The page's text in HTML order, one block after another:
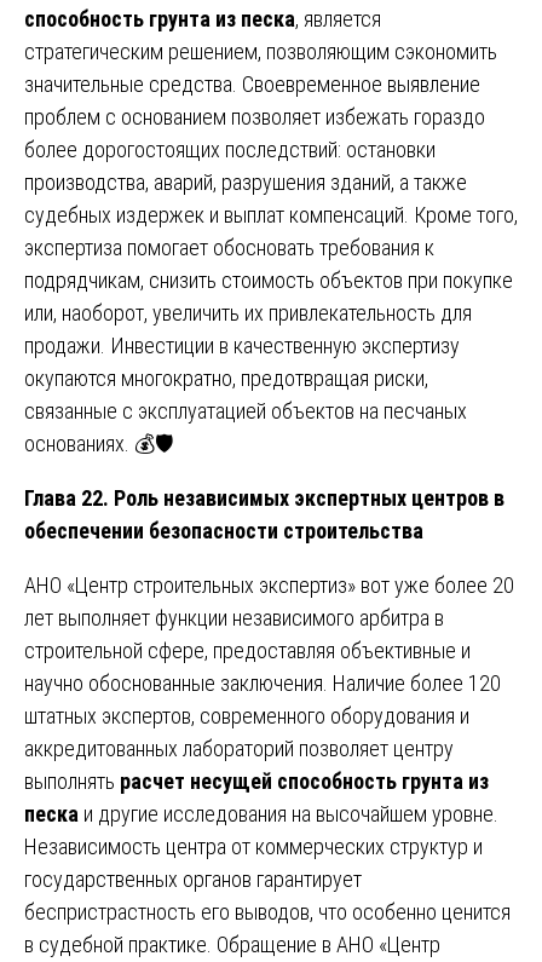
способность грунта из песка, является
стратегическим решением, позволяющим сэкономить
значительные средства. Своевременное выявление
проблем с основанием позволяет избежать гораздо
более дорогостоящих последствий: остановки
производства, аварий, разрушения зданий, а также
судебных издержек и выплат компенсаций. Кроме того,
экспертиза помогает обосновать требования к
подрядчикам, снизить стоимость объектов при покупке
или, наоборот, увеличить их привлекательность для
продажи. Инвестиции в качественную экспертизу
окупаются многократно, предотвращая риски,
связанные с эксплуатацией объектов на песчаных
основаниях. 💰🛡️
Глава 22. Роль независимых экспертных центров в
обеспечении безопасности строительства
АНО «Центр строительных экспертиз» вот уже более 20
лет выполняет функции независимого арбитра в
строительной сфере, предоставляя объективные и
научно обоснованные заключения. Наличие более 120
штатных экспертов, современного оборудования и
аккредитованных лабораторий позволяет центру
выполнять расчет несущей способность грунта из
песка и другие исследования на высочайшем уровне.
Независимость центра от коммерческих структур и
государственных органов гарантирует
беспристрастность его выводов, что особенно ценится
в судебной практике. Обращение в АНО «Центр